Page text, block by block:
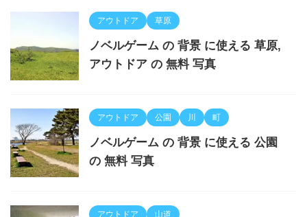
アウトドア 草原
ノベルゲーム の 背景 に使える 草原,
アウトドア の 無料 写真
アウトドア 公園 川 町
ノベルゲーム の 背景 に使える 公園
の 無料 写真
アウトドア 山道